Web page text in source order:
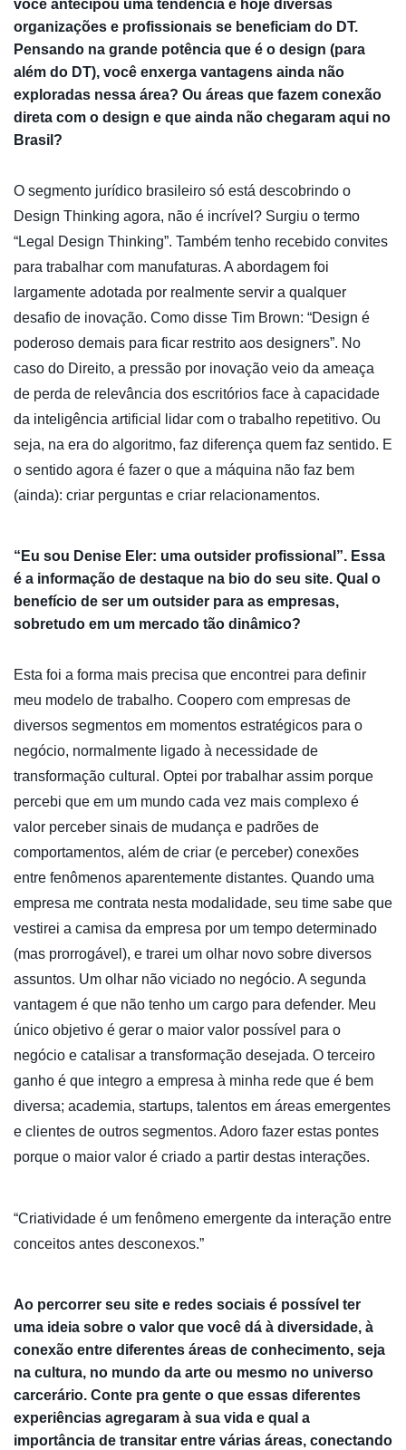
você antecipou uma tendência e hoje diversas
organizações e profissionais se beneficiam do DT.
Pensando na grande potência que é o design (para
além do DT), você enxerga vantagens ainda não
exploradas nessa área? Ou áreas que fazem conexão
direta com o design e que ainda não chegaram aqui no
Brasil?
O segmento jurídico brasileiro só está descobrindo o
Design Thinking agora, não é incrível? Surgiu o termo
“Legal Design Thinking”. Também tenho recebido convites
para trabalhar com manufaturas. A abordagem foi
largamente adotada por realmente servir a qualquer
desafio de inovação. Como disse Tim Brown: “Design é
poderoso demais para ficar restrito aos designers”. No
caso do Direito, a pressão por inovação veio da ameaça
de perda de relevância dos escritórios face à capacidade
da inteligência artificial lidar com o trabalho repetitivo. Ou
seja, na era do algoritmo, faz diferença quem faz sentido. E
o sentido agora é fazer o que a máquina não faz bem
(ainda): criar perguntas e criar relacionamentos.
“Eu sou Denise Eler: uma outsider profissional”. Essa
é a informação de destaque na bio do seu site. Qual o
benefício de ser um outsider para as empresas,
sobretudo em um mercado tão dinâmico?
Esta foi a forma mais precisa que encontrei para definir
meu modelo de trabalho. Coopero com empresas de
diversos segmentos em momentos estratégicos para o
negócio, normalmente ligado à necessidade de
transformação cultural. Optei por trabalhar assim porque
percebi que em um mundo cada vez mais complexo é
valor perceber sinais de mudança e padrões de
comportamentos, além de criar (e perceber) conexões
entre fenômenos aparentemente distantes. Quando uma
empresa me contrata nesta modalidade, seu time sabe que
vestirei a camisa da empresa por um tempo determinado
(mas prorrogável), e trarei um olhar novo sobre diversos
assuntos. Um olhar não viciado no negócio. A segunda
vantagem é que não tenho um cargo para defender. Meu
único objetivo é gerar o maior valor possível para o
negócio e catalisar a transformação desejada. O terceiro
ganho é que integro a empresa à minha rede que é bem
diversa; academia, startups, talentos em áreas emergentes
e clientes de outros segmentos. Adoro fazer estas pontes
porque o maior valor é criado a partir destas interações.
“Criatividade é um fenômeno emergente da interação entre
conceitos antes desconexos.”
Ao percorrer seu site e redes sociais é possível ter
uma ideia sobre o valor que você dá à diversidade, à
conexão entre diferentes áreas de conhecimento, seja
na cultura, no mundo da arte ou mesmo no universo
carcerário. Conte pra gente o que essas diferentes
experiências agregaram à sua vida e qual a
importância de transitar entre várias áreas, conectando